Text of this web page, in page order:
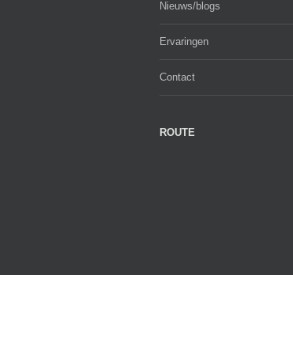
Nieuws/blogs
Ervaringen
Contact
ROUTE